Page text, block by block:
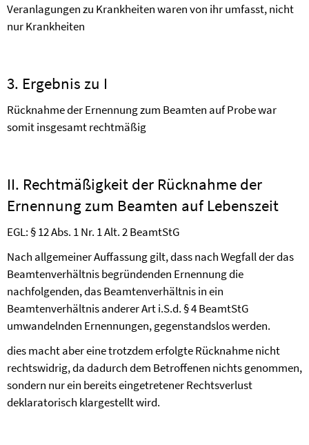
Veranlagungen zu Krankheiten waren von ihr umfasst, nicht
nur Krankheiten
3. Ergebnis zu I
Rücknahme der Ernennung zum Beamten auf Probe war
somit insgesamt rechtmäßig
II. Rechtmäßigkeit der Rücknahme der
Ernennung zum Beamten auf Lebenszeit
EGL: § 12 Abs. 1 Nr. 1 Alt. 2 BeamtStG
Nach allgemeiner Auffassung gilt, dass nach Wegfall der das
Beamtenverhältnis begründenden Ernennung die
nachfolgenden, das Beamtenverhältnis in ein
Beamtenverhältnis anderer Art i.S.d. § 4 BeamtStG
umwandelnden Ernennungen, gegenstandslos werden.
dies macht aber eine trotzdem erfolgte Rücknahme nicht
rechtswidrig, da dadurch dem Betroffenen nichts genommen,
sondern nur ein bereits eingetretener Rechtsverlust
deklaratorisch klargestellt wird.